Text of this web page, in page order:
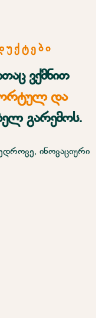
ვქმნით
და
გარემოს.
ინოვაციური